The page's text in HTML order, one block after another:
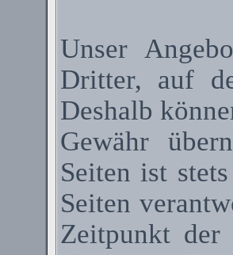
Unser
Dritter, auf
Deshalb
Gewähr
Seiten ist
Seiten
Zeitpunkt der